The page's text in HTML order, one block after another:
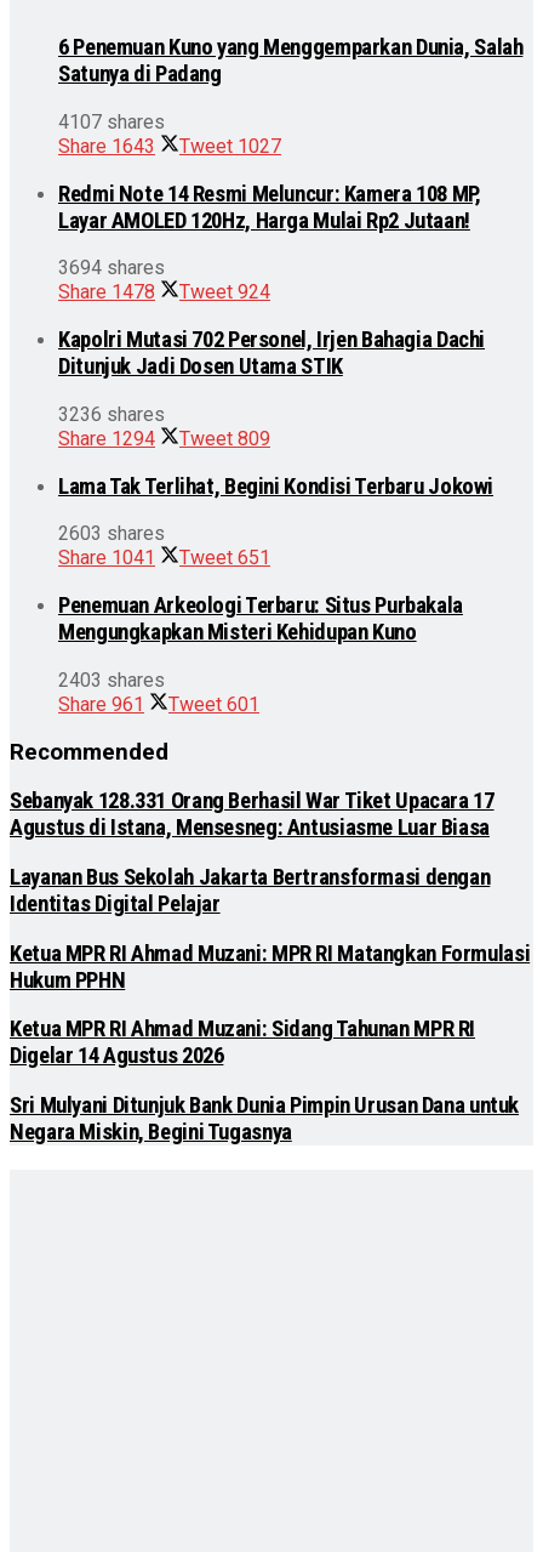
6 Penemuan Kuno yang Menggemparkan Dunia, Salah
Satunya di Padang
4107 shares
Share 1643 Tweet 1027
Redmi Note 14 Resmi Meluncur: Kamera 108 MP,
Layar AMOLED 120Hz, Harga Mulai Rp2 Jutaan!
3694 shares
Share 1478 Tweet 924
Kapolri Mutasi 702 Personel, Irjen Bahagia Dachi
Ditunjuk Jadi Dosen Utama STIK
3236 shares
Share 1294 Tweet 809
Lama Tak Terlihat, Begini Kondisi Terbaru Jokowi
2603 shares
Share 1041 Tweet 651
Penemuan Arkeologi Terbaru: Situs Purbakala
Mengungkapkan Misteri Kehidupan Kuno
2403 shares
Share 961 Tweet 601
Recommended
Sebanyak 128.331 Orang Berhasil War Tiket Upacara 17
Agustus di Istana, Mensesneg: Antusiasme Luar Biasa
Layanan Bus Sekolah Jakarta Bertransformasi dengan
Identitas Digital Pelajar
Ketua MPR RI Ahmad Muzani: MPR RI Matangkan Formulasi
Hukum PPHN
Ketua MPR RI Ahmad Muzani: Sidang Tahunan MPR RI
Digelar 14 Agustus 2026
Sri Mulyani Ditunjuk Bank Dunia Pimpin Urusan Dana untuk
Negara Miskin, Begini Tugasnya